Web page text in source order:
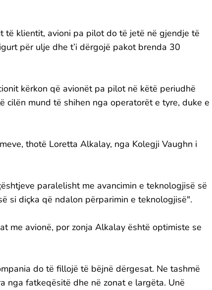
të klientit, avioni pa pilot do të jetë në gjendje të
për ulje dhe t’i dërgojë pakot brenda 30
kërkon që avionët pa pilot në këtë periudhë
cilën mund të shihen nga operatorët e tyre, duke e
thotë Loretta Alkalay, nga Kolegji Vaughn i
paralelisht me avancimin e teknologjisë së
si diçka që ndalon përparimin e teknologjisë".
me avionë, por zonja Alkalay është optimiste se
do të fillojë të bëjnë dërgesat. Ne tashmë
nga fatkeqësitë dhe në zonat e largëta. Unë